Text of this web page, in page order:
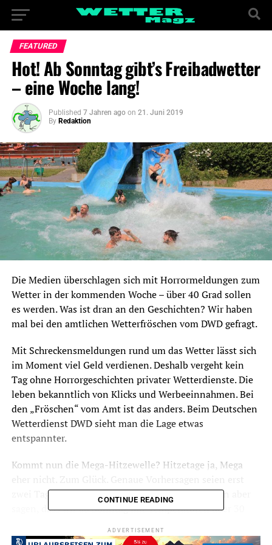
FEATURED
Hot! Ab Sonntag gibt’s Freibadwetter
– eine Woche lang!
Published 7 Jahren ago on 21. Juni 2019
By Redaktion
Die Medien überschlagen sich mit Horrormeldungen zum
Wetter in der kommenden Woche – über 40 Grad sollen
es werden. Was ist dran an den Geschichten? Wir haben
mal bei den amtlichen Wetterfröschen vom DWD gefragt.
Mit Schreckensmeldungen rund um das Wetter lässt sich
im Moment viel Geld verdienen. Deshalb vergeht kein
Tag ohne Horrorgeschichten privater Wetterdienste. Die
leben bekanntlich von Klicks und Werbeeinnahmen. Bei
den „Fröschen“ vom Amt ist das anders. Beim Deutschen
Wetterdienst DWD sieht man die Lage etwas
entspannter.
Kommt nun die Mega-Hitzewelle? Hitzetage ja, Mega
zwei Tage vorher möglich. Im Moment könne man aber
sagen, dass wir ab Sonntag mit Temperaturen über 30
bleiben. Der Mittwoch werde aus heutiger Sicht der
CONTINUE READING
ADVERTISEMENT